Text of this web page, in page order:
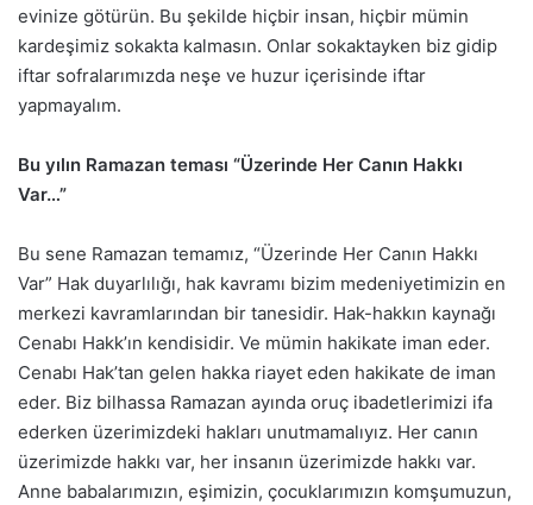
evinize götürün. Bu şekilde hiçbir insan, hiçbir mümin
kardeşimiz sokakta kalmasın. Onlar sokaktayken biz gidip
iftar sofralarımızda neşe ve huzur içerisinde iftar
yapmayalım.
Bu yılın Ramazan teması “Üzerinde Her Canın Hakkı
Var…”
Bu sene Ramazan temamız, “Üzerinde Her Canın Hakkı
Var” Hak duyarlılığı, hak kavramı bizim medeniyetimizin en
merkezi kavramlarından bir tanesidir. Hak-hakkın kaynağı
Cenabı Hakk’ın kendisidir. Ve mümin hakikate iman eder.
Cenabı Hak’tan gelen hakka riayet eden hakikate de iman
eder. Biz bilhassa Ramazan ayında oruç ibadetlerimizi ifa
ederken üzerimizdeki hakları unutmamalıyız. Her canın
üzerimizde hakkı var, her insanın üzerimizde hakkı var.
Anne babalarımızın, eşimizin, çocuklarımızın komşumuzun,